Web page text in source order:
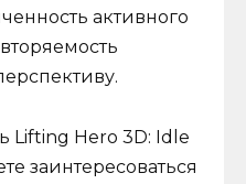
активного
Lifting Hero 3D: Idle
заинтересоваться